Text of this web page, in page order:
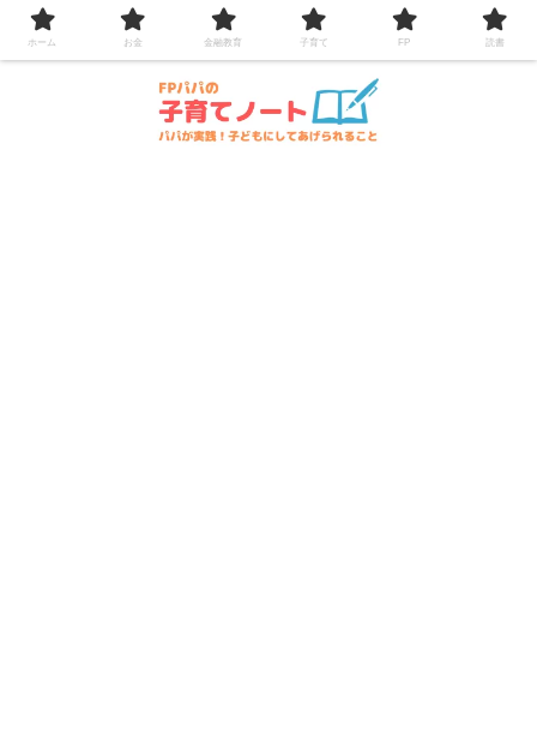
コンテンツへスキップ
ホーム お金 金融教育 子育て FP 読書